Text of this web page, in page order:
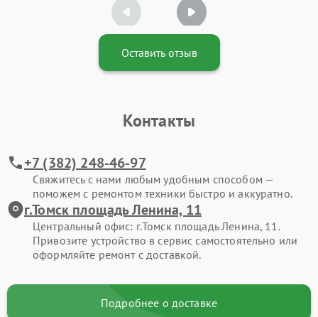
Оставить отзыв
Контакты
+7 (382) 248-46-97
Свяжитесь с нами любым удобным способом —
поможем с ремонтом техники быстро и аккуратно.
г.Томск площадь Ленина, 11
Центральный офис: г.Томск площадь Ленина, 11.
Привозите устройство в сервис самостоятельно или
оформляйте ремонт с доставкой.
Подробнее о доставке